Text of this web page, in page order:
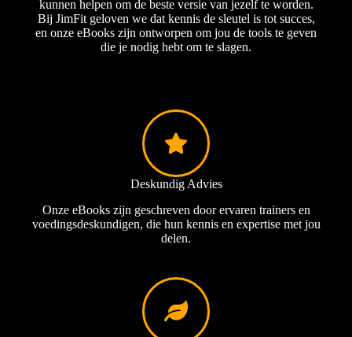
eBook: Smoothie Recipe Pack
€ 10,00
Toevoegen aan winkelwagen
kunnen helpen om de beste versie van jezelf te worden.
Bij JimFit geloven we dat kennis de sleutel is tot succes,
en onze eBooks zijn ontworpen om jou de tools te geven
die je nodig hebt om te slagen.
Deskundig Advies
Onze eBooks zijn geschreven door ervaren trainers en
voedingsdeskundigen, die hun kennis en expertise met jou
delen.